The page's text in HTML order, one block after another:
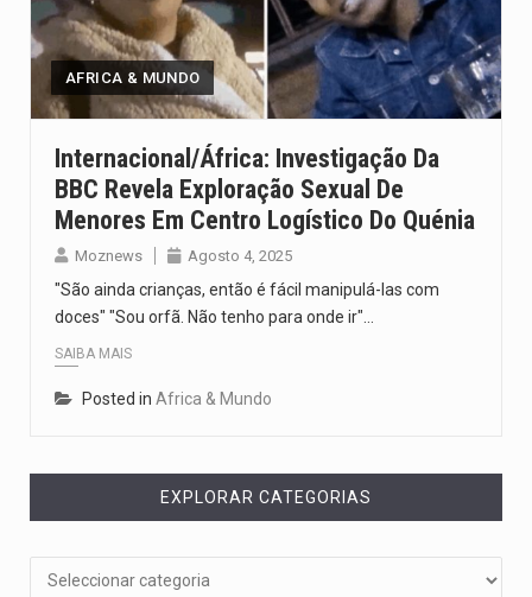
Segundo as autoridades canadianas, mais de 200 incêndios florestais continuam…
De acordo com as autoridades de saúde da Faixa de…
AFRICA & MUNDO
Internacional/África: Investigação Da
BBC Revela Exploração Sexual De
Menores Em Centro Logístico Do Quénia
Moznews Agosto 4, 2025
"São ainda crianças, então é fácil manipulá-las com
doces" "Sou orfã. Não tenho para onde ir"…
SAIBA MAIS
Posted in Africa & Mundo
EXPLORAR CATEGORIAS